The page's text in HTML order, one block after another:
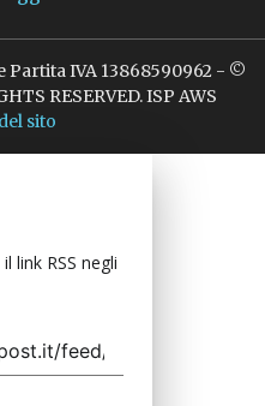
Partita IVA 13868590962 - ©
RESERVED. ISP AWS
sito
link RSS negli